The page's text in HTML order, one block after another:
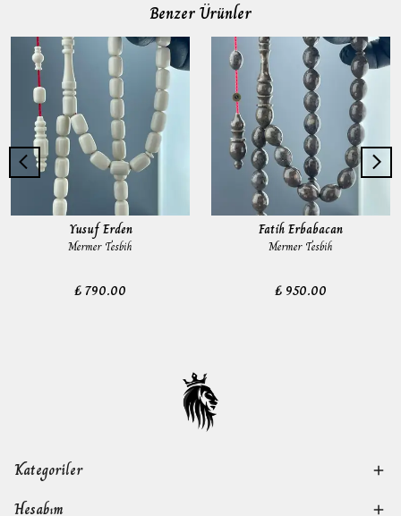
Benzer Ürünler
Yusuf Erden
Mermer Tesbih
₺ 790.00
Fatih Erbabacan
Mermer Tesbih
₺ 950.00
Kategoriler
Hesabım